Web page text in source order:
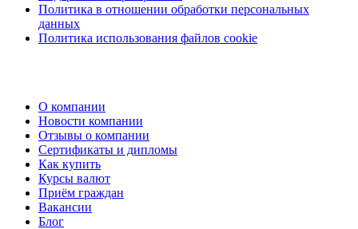
Политика в отношении обработки персональных
данных
Политика использования файлов cookie
О компании
Новости компании
Отзывы о компании
Сертификаты и дипломы
Как купить
Курсы валют
Приём граждан
Вакансии
Блог